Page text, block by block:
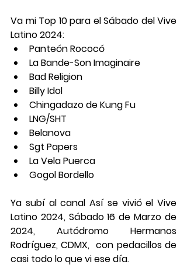
Va mi Top 10 para el Sábado del Vive
Latino 2024:
Panteón Rococó
La Bande-Son Imaginaire
Bad Religion
Billy Idol
Chingadazo de Kung Fu
LNG/SHT
Belanova
Sgt Papers
La Vela Puerca
Gogol Bordello
Ya subí al canal Así se vivió el Vive
Latino 2024, Sábado 16 de Marzo de
2024, Autódromo Hermanos
Rodríguez, CDMX,  con pedacillos de
casi todo lo que vi ese día.